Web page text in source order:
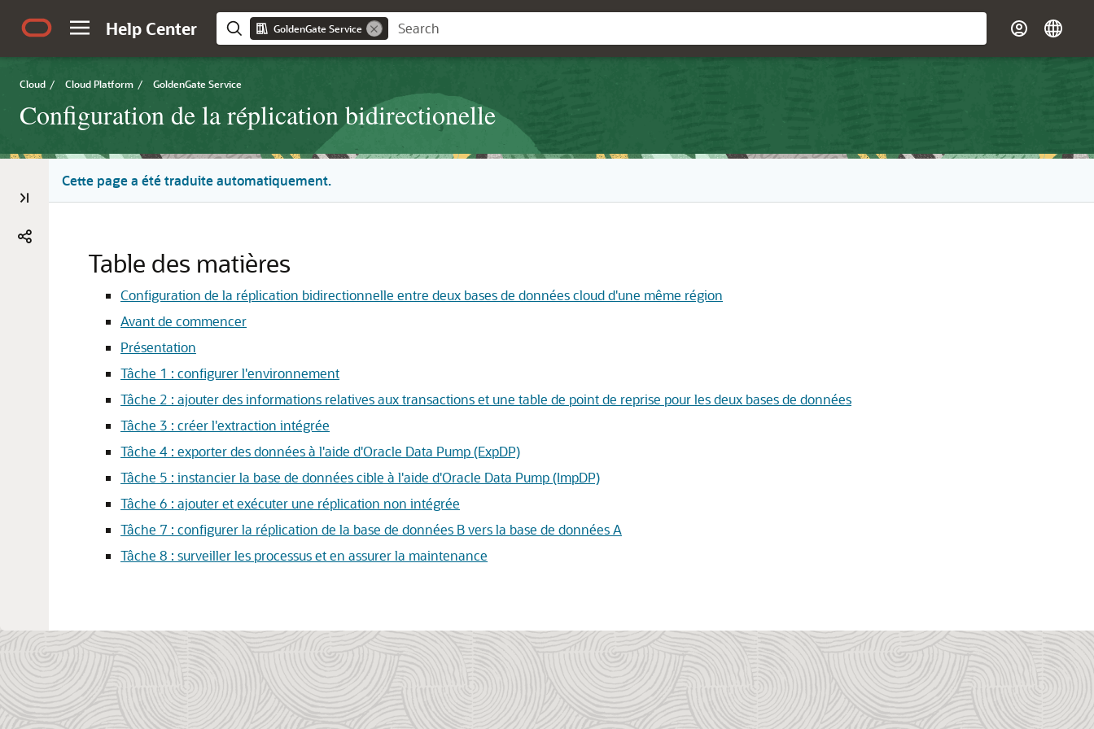
Help Center GoldenGate Service
Cloud / Cloud Platform / GoldenGate Service
Configuration de la réplication bidirectionelle
Cette page a été traduite automatiquement.
Table des matières
Configuration de la réplication bidirectionnelle entre deux bases de données cloud d'une même région
Avant de commencer
Présentation
Tâche 1 : configurer l'environnement
Tâche 2 : ajouter des informations relatives aux transactions et une table de point de reprise pour les deux bases de données
Tâche 3 : créer l'extraction intégrée
Tâche 4 : exporter des données à l'aide d'Oracle Data Pump (ExpDP)
Tâche 5 : instancier la base de données cible à l'aide d'Oracle Data Pump (ImpDP)
Tâche 6 : ajouter et exécuter une réplication non intégrée
Tâche 7 : configurer la réplication de la base de données B vers la base de données A
Tâche 8 : surveiller les processus et en assurer la maintenance